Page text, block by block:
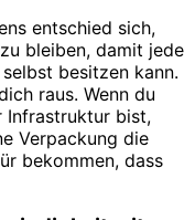
entschied sich,
bleiben, damit jede
besitzen kann.
raus. Wenn du
Infrastruktur bist,
Verpackung die
bekommen, dass